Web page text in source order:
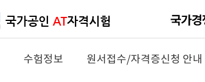
수험정보 원서접수/자격증신청 안내